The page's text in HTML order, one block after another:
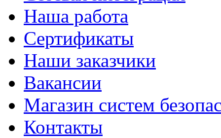
Наша работа
Сертификаты
Наши заказчики
Вакансии
Магазин систем
Контакты